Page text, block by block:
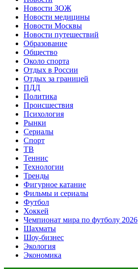
Новости ЗОЖ
Новости медицины
Новости Москвы
Новости путешествий
Образование
Общество
Около спорта
Отдых в России
Отдых за границей
ПДД
Политика
Происшествия
Психология
Рынки
Сериалы
Спорт
ТВ
Теннис
Технологии
Тренды
Фигурное катание
Фильмы и сериалы
Футбол
Хоккей
Чемпионат мира по футболу 2026
Шахматы
Шоу-бизнес
Экология
Экономика